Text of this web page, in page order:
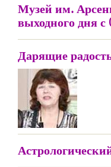
Музей им.
выходного дня с
Дарящие